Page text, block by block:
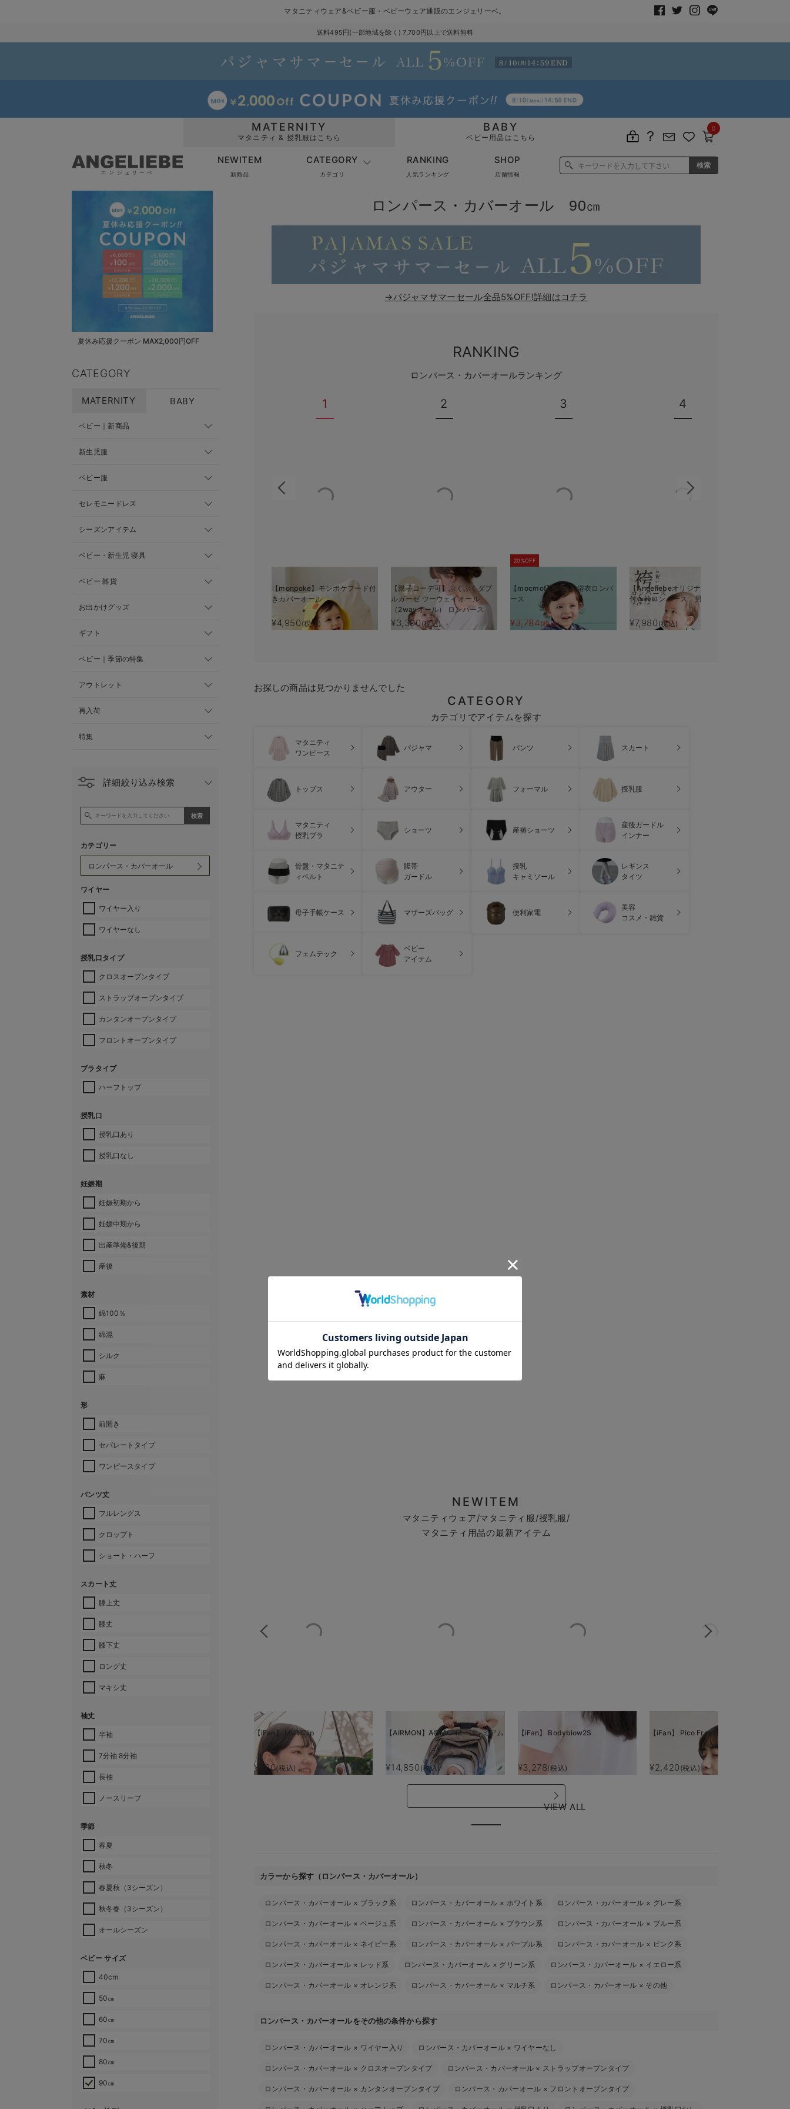
マタニティウェア&ベビー服・ベビーウェア通販のエンジェリーベ。
送料495円(一部地域を除く) 7,700円以上で送料無料
MATERNITY
マタニティ & 授乳服はこちら
BABY
ベビー用品はこちら
0
NEWITEM
新商品
CATEGORY
カテゴリ
RANKING
人気ランキング
SHOP
店舗情報
夏休み応援クーポン MAX2,000円OFF
CATEGORY
MATERNITY BABY
ベビー｜新商品
新生児服
ベビー服
セレモニードレス
シーズンアイテム
ベビー・新生児 寝具
ベビー 雑貨
お出かけグッズ
ギフト
ベビー｜季節の特集
アウトレット
再入荷
特集
詳細絞り込み検索
カテゴリー
ワイヤー
ワイヤー入り
ワイヤーなし
授乳口タイプ
クロスオープンタイプ
ストラップオープンタイプ
カンタンオープンタイプ
フロントオープンタイプ
ブラタイプ
ハーフトップ
授乳口
授乳口あり
授乳口なし
妊娠期
妊娠初期から
妊娠中期から
出産準備&後期
産後
素材
綿100％
綿混
シルク
麻
形
前開き
セパレートタイプ
ワンピースタイプ
パンツ丈
フルレングス
クロップト
ショート・ハーフ
スカート丈
膝上丈
膝丈
膝下丈
ロング丈
マキシ丈
袖丈
半袖
7分袖 8分袖
長袖
ノースリーブ
季節
春夏
秋冬
春夏秋（3シーズン）
秋冬春（3シーズン）
オールシーズン
ベビー サイズ
40cm
50㎝
60㎝
70㎝
80㎝
90㎝
ロンパース・カバーオール 90㎝
→パジャマサマーセール全品5%OFF!詳細はコチラ
RANKING
ロンパース・カバーオールランキング
1
【monpoke】モンポケフード付
きカバーオール
¥4,950 (税込)
2
【親子コーデ可】ぷくぷくダブ
ルガーゼ ツーウェイオール
（2wayオール） ロンパース
¥3,390 (税込)
3
20%OFF
【mocmof】帯付き 浴衣ロンパ
ース
¥3,784(税込)
4
【Angeliebeオリジナル】羽織
付き袴ロンパース 男の子
¥7,980 (税込)
お探しの商品は見つかりませんでした
CATEGORY
カテゴリでアイテムを探す
マタニティ
ワンピース
パジャマ パンツ スカート
トップス アウター フォーマル 授乳服
マタニティ
授乳ブラ
ショーツ 産褥ショーツ
産後ガードル
インナー
骨盤・マタニテ
ィベルト
腹帯
ガードル
授乳
キャミソール
レギンス
タイツ
母子手帳ケース マザーズバッグ 便利家電
美容
コスメ・雑貨
フェムテック
ベビー
アイテム
NEWITEM
マタニティウェア/マタニティ服/授乳服/
マタニティ用品の最新アイテム
【iFan】 MultiClip
¥880(税込)
【AIRMON】AIRMON2 プレミアム
¥14,850 (税込)
【iFan】 Bodyblow2S
¥3,278(税込)
【iFan】 Pico Freeze
¥2,420 (税込)
VIEW ALL
カラーから探す（ロンパース・カバーオール）
ロンパース・カバーオール × ブラック系 ロンパース・カバーオール × ホワイト系 ロンパース・カバーオール × グレー系
ロンパース・カバーオール × ベージュ系 ロンパース・カバーオール × ブラウン系 ロンパース・カバーオール × ブルー系
ロンパース・カバーオール × ネイビー系 ロンパース・カバーオール × パープル系 ロンパース・カバーオール × ピンク系
ロンパース・カバーオール × レッド系 ロンパース・カバーオール × グリーン系 ロンパース・カバーオール × イエロー系
ロンパース・カバーオール × オレンジ系 ロンパース・カバーオール × マルチ系 ロンパース・カバーオール × その他
ロンパース・カバーオールをその他の条件から探す
ロンパース・カバーオール × ワイヤー入り ロンパース・カバーオール × ワイヤーなし
ロンパース・カバーオール × クロスオープンタイプ ロンパース・カバーオール × ストラップオープンタイプ
ロンパース・カバーオール × カンタンオープンタイプ ロンパース・カバーオール × フロントオープンタイプ
お気に入り商品を確認する